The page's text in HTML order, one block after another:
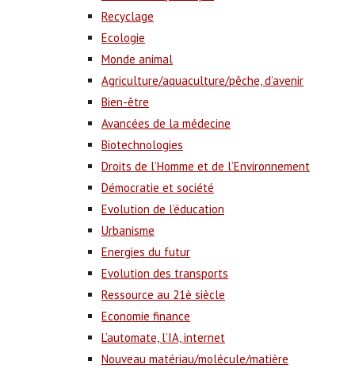
Recyclage
Ecologie
Monde animal
Agriculture/aquaculture/pêche, d’avenir
Bien-être
Avancées de la médecine
Biotechnologies
Droits de l’Homme et de l’Environnement
Démocratie et société
Evolution de l’éducation
Urbanisme
Energies du futur
Evolution des transports
Ressource au 21è siècle
Economie finance
L’automate, l’IA, internet
Nouveau matériau/molécule/matière